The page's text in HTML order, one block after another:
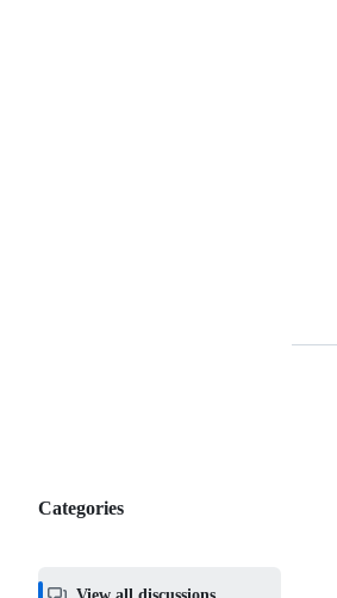
Categories,
helpful,
Categories